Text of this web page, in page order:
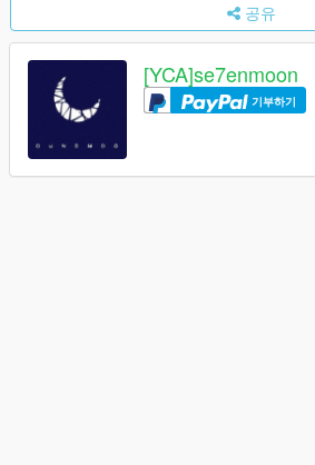
공유
[YCA]se7enmoon
기부하기